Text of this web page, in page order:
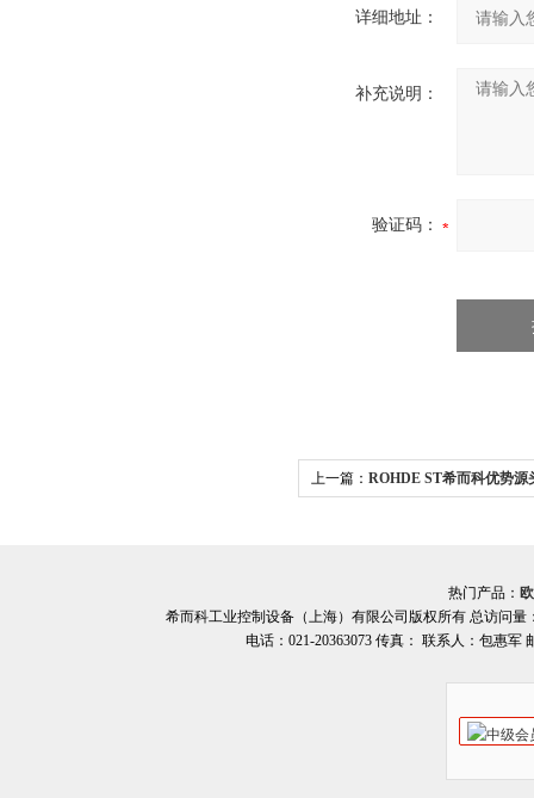
详细地址：
补充说明：
验证码：
上一篇： ROHDE ST希而科优势源
热门产品：
希而科工业控制设备（上海）有限公司版权所有 总访问量
电话：021-20363073 传真： 联系人：包惠军